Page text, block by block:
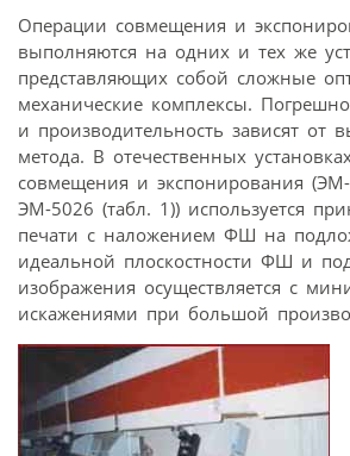
Операции совмещения и
выполняются на одних и тех же
представляющих собой сложные
механические комплексы.
и производительность зависят от
метода. В отечественных
совмещения и экспонирования
ЭМ-5026 (табл. 1)) используется
печати с наложением ФШ на
идеальной плоскостности ФШ и
изображения осуществляется с
искажениями при большой